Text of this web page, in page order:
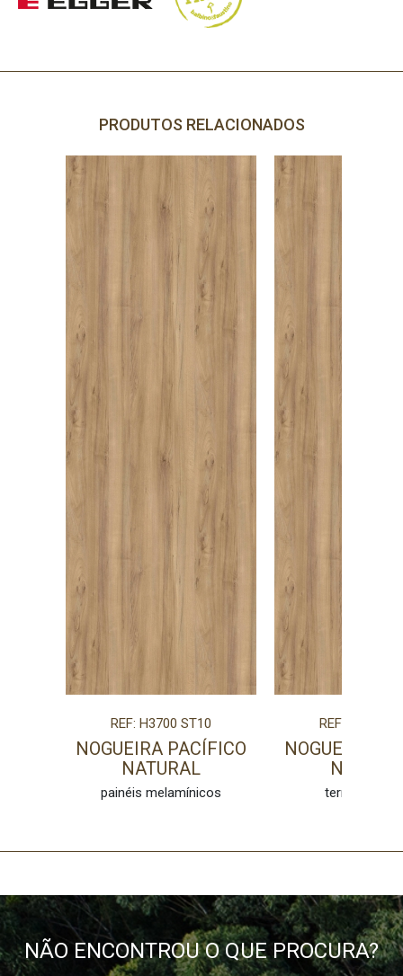
PRECISA DE AJUDA?
Comece por escrever aqui o que procura.
PRODUTOS RELACIONADOS
REF: H3700 ST10
NOGUEIRA PACÍFICO
NATURAL
painéis melamínicos
REF: H3700
NOGUEIRA
NÃO ENCONTROU O QUE PROCURA?